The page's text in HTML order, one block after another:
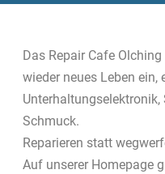
Das Repair Cafe
wieder neues Leben ein,
Unterhaltungselektronik,
Schmuck.
Reparieren statt
Auf unserer Homepage